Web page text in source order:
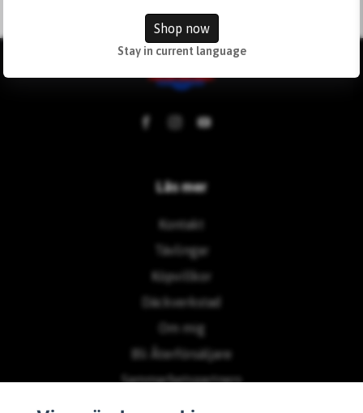
Läs mer
Kontakt
Tävlingar
Köpvillkor
Däckverkstad
Om mig
Bli Återförsäljare
Sammarbetspartners
Shop now
Stay in current language